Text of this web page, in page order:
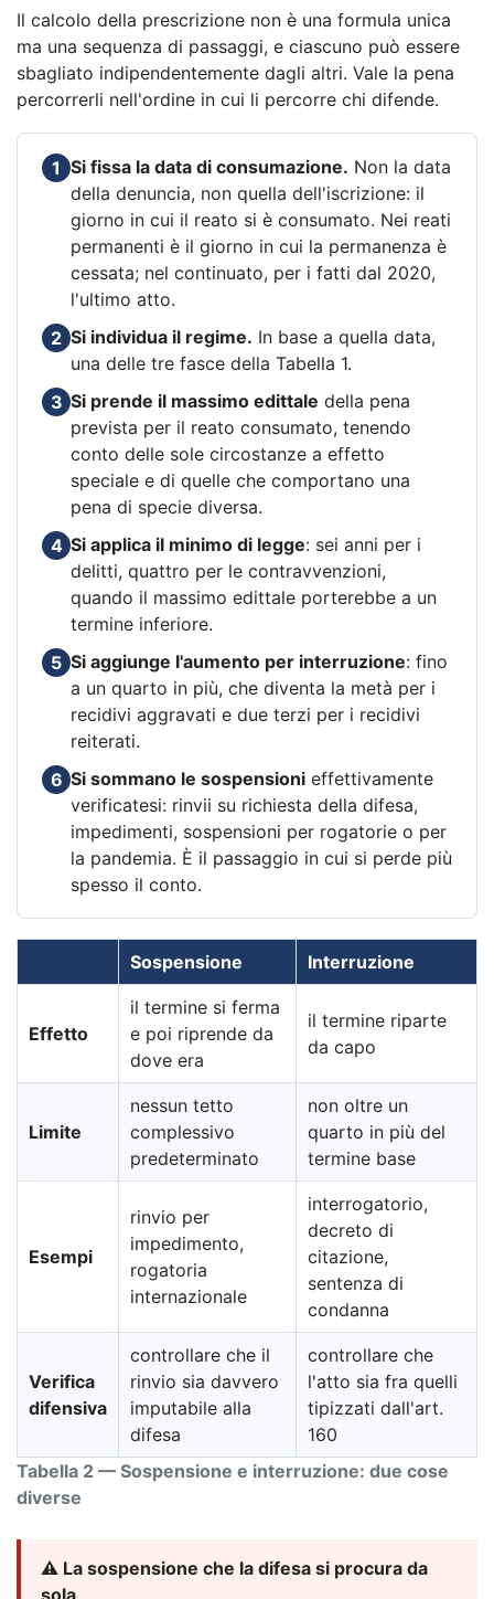
Il calcolo della prescrizione non è una formula unica
ma una sequenza di passaggi, e ciascuno può essere
sbagliato indipendentemente dagli altri. Vale la pena
percorrerli nell'ordine in cui li percorre chi difende.
1 Si fissa la data di consumazione. Non la data
della denuncia, non quella dell'iscrizione: il
giorno in cui il reato si è consumato. Nei reati
permanenti è il giorno in cui la permanenza è
cessata; nel continuato, per i fatti dal 2020,
l'ultimo atto.
2 Si individua il regime. In base a quella data,
una delle tre fasce della Tabella 1.
3 Si prende il massimo edittale della pena
prevista per il reato consumato, tenendo
conto delle sole circostanze a effetto
speciale e di quelle che comportano una
pena di specie diversa.
4 Si applica il minimo di legge: sei anni per i
delitti, quattro per le contravvenzioni,
quando il massimo edittale porterebbe a un
termine inferiore.
5 Si aggiunge l'aumento per interruzione: fino
a un quarto in più, che diventa la metà per i
recidivi aggravati e due terzi per i recidivi
reiterati.
6 Si sommano le sospensioni effettivamente
verificatesi: rinvii su richiesta della difesa,
impedimenti, sospensioni per rogatorie o per
la pandemia. È il passaggio in cui si perde più
spesso il conto.
Tabella 2 — Sospensione e interruzione: due cose
diverse
Sospensione Interruzione
Effetto
il termine si ferma
e poi riprende da
dove era
il termine riparte
da capo
Limite
nessun tetto
complessivo
predeterminato
non oltre un
quarto in più del
termine base
Esempi
rinvio per
impedimento,
rogatoria
internazionale
interrogatorio,
decreto di
citazione,
sentenza di
condanna
Verifica
difensiva
controllare che il
rinvio sia davvero
imputabile alla
difesa
controllare che
l'atto sia fra quelli
tipizzati dall'art.
160
⚠️ La sospensione che la difesa si procura da
sola